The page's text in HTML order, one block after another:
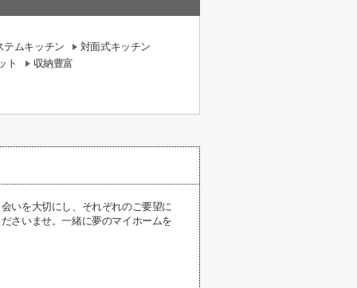
テムキッチン
対面式キッチン
ト
収納豊富
いを大切にし、それぞれのご要望に
さいませ。一緒に夢のマイホームを